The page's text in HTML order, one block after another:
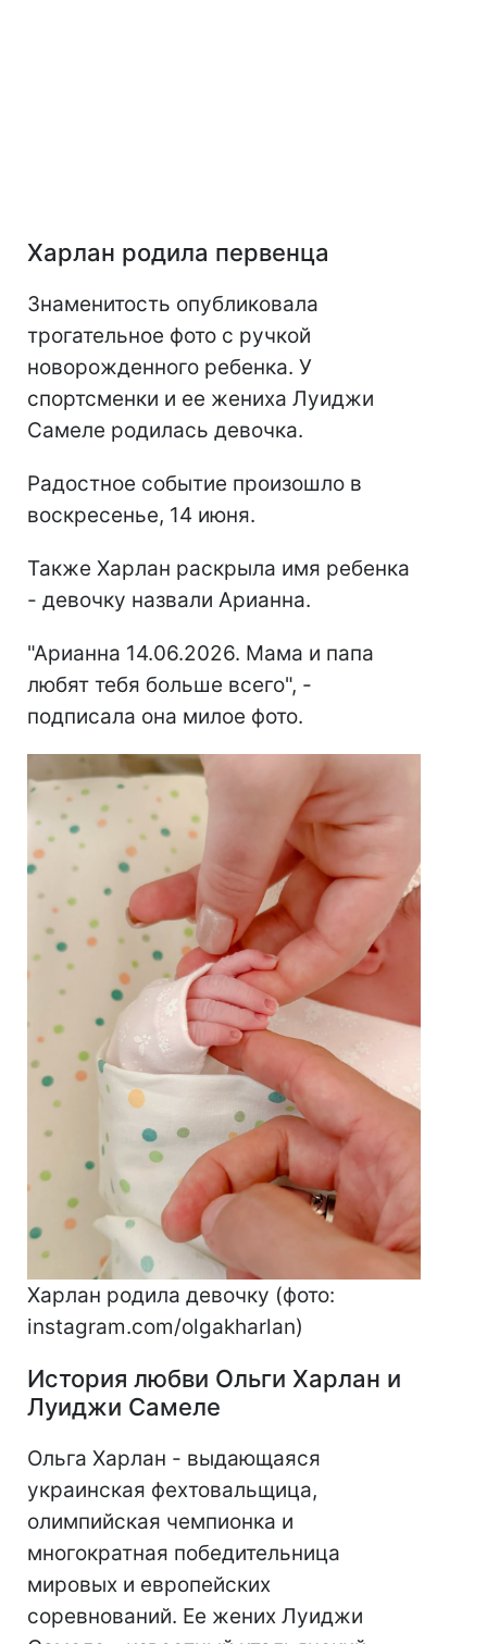
Харлан родила первенца
Знаменитость опубликовала
трогательное фото с ручкой
новорожденного ребенка. У
спортсменки и ее жениха Луиджи
Самеле родилась девочка.
Радостное событие произошло в
воскресенье, 14 июня.
Также Харлан раскрыла имя ребенка
- девочку назвали Арианна.
"Арианна 14.06.2026. Мама и папа
любят тебя больше всего", -
подписала она милое фото.
Харлан родила девочку (фото:
instagram.com/olgakharlan)
История любви Ольги Харлан и
Луиджи Самеле
Ольга Харлан - выдающаяся
украинская фехтовальщица,
олимпийская чемпионка и
многократная победительница
мировых и европейских
соревнований. Ее жених Луиджи